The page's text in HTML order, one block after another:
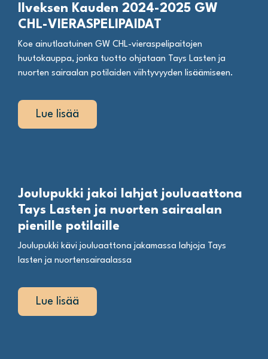
Ilveksen Kauden 2024-2025 GW
CHL-VIERASPELIPAIDAT
Koe ainutlaatuinen GW CHL-vieraspelipaitojen
huutokauppa, jonka tuotto ohjataan Tays Lasten ja
nuorten sairaalan potilaiden viihtyvyyden lisäämiseen.
Lue lisää
Joulupukki jakoi lahjat jouluaattona
Tays Lasten ja nuorten sairaalan
pienille potilaille
Joulupukki kävi jouluaattona jakamassa lahjoja Tays
lasten ja nuortensairaalassa
Lue lisää